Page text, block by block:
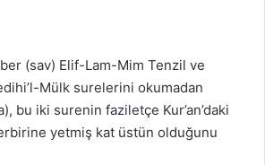
(sav) Elif-Lam-Mim Tenzil ve
Mülk surelerini okumadan
bu iki surenin faziletçe Kur’an’daki
yetmiş kat üstün olduğunu